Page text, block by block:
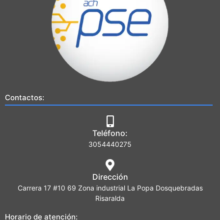
Contactos:
Teléfono:
3054440275
Dirección
Carrera 17 #10 69 Zona industrial La Popa Dosquebradas
Risaralda
Horario de atención: